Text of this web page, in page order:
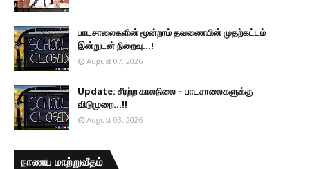
பாடசாலைகளின் மூன்றாம் தவணையின் முதற்கட்டம்
இன்றுடன் நிறைவு...!
August 07, 2026
Update: சீரற்ற காலநிலை – பாடசாலைகளுக்கு
விடுமுறை...!!
August 03, 2026
நாணய மாற்றுவீதம்